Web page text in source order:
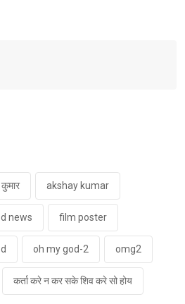
of Adiyogi bless
हर हर
@yamigautam
(@akshaykumar)
akshay kumar
news film poster
oh my god-2 omg2
कर्ता करे न कर सके शिव करे सो होय